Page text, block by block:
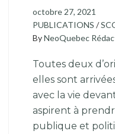
octobre 27, 2021
PUBLICATIONS /
ByNeoQuebec
Toutes deux
elles sont
avec la vie
aspirent à
publique et